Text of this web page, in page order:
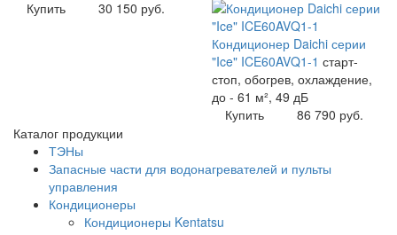
Купить
30 150 руб.
Кондиционер Daichi серии
"Ice" ICE60AVQ1-1 старт-
стоп, обогрев, охлаждение,
до - 61 м², 49 дБ
Купить
86 790 руб.
Каталог продукции
ТЭНы
Запасные части для водонагревателей и пульты
управления
Кондиционеры
Кондиционеры Kentatsu